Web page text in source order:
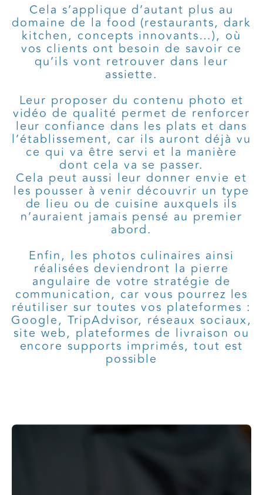
Cela s’applique d’autant plus au
domaine de la food (restaurants, dark
kitchen, concepts innovants…), où
vos clients ont besoin de savoir ce
qu’ils vont retrouver dans leur
assiette.
Leur proposer du contenu photo et
vidéo de qualité permet de renforcer
leur confiance dans les plats et dans
l’établissement, car ils auront déjà vu
ce qui va être servi et la manière
dont cela va se passer.
Cela peut aussi leur donner envie et
les pousser à venir découvrir un type
de lieu ou de cuisine auxquels ils
n’auraient jamais pensé au premier
abord.
Enfin, les photos culinaires ainsi
réalisées deviendront la pierre
angulaire de votre stratégie de
communication, car vous pourrez les
réutiliser sur toutes vos plateformes :
Google, TripAdvisor, réseaux sociaux,
site web, plateformes de livraison ou
encore supports imprimés, tout est
possible